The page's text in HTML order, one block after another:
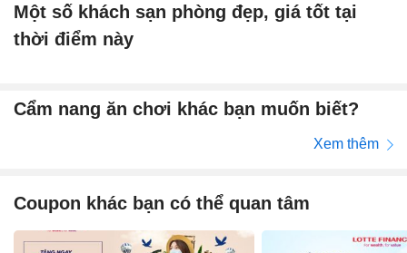
Một số khách sạn phòng đẹp, giá tốt tại
thời điểm này
Cẩm nang ăn chơi khác bạn muốn biết?
Xem thêm
Coupon khác bạn có thể quan tâm